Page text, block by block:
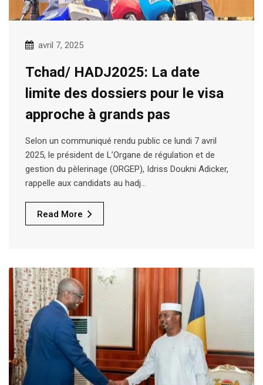
avril 7, 2025
Tchad/ HADJ2025: La date
limite des dossiers pour le visa
approche à grands pas
Selon un communiqué rendu public ce lundi 7 avril
2025, le président de L’Organe de régulation et de
gestion du pèlerinage (ORGEP), Idriss Doukni Adicker,
rappelle aux candidats au hadj…
Read More